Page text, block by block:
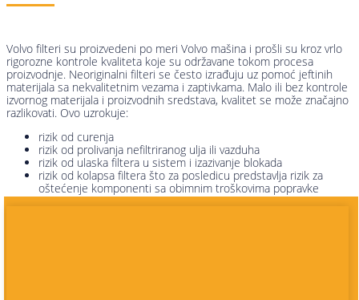
Volvo filteri su proizvedeni po meri Volvo mašina i prošli su kroz vrlo
rigorozne kontrole kvaliteta koje su održavane tokom procesa
proizvodnje. Neoriginalni filteri se često izrađuju uz pomoć jeftinih
materijala sa nekvalitetnim vezama i zaptivkama. Malo ili bez kontrole
izvornog materijala i proizvodnih sredstava, kvalitet se može značajno
razlikovati. Ovo uzrokuje:
rizik od curenja
rizik od prolivanja nefiltriranog ulja ili vazduha
rizik od ulaska filtera u sistem i izazivanje blokada
rizik od kolapsa filtera što za posledicu predstavlja rizik za
oštećenje komponenti sa obimnim troškovima popravke